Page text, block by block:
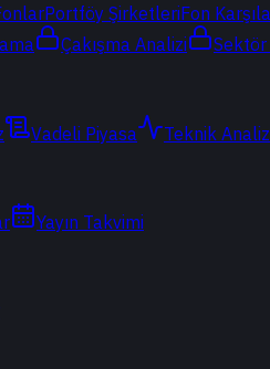
Portföy ŞirketleriFon
Çakışma Analizi Sektör
Vadeli Piyasa Teknik Analiz
Yayın Takvimi